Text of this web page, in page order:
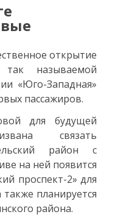
открытие
называемой
«Юго-Западная»
пассажиров.
для будущей
связать
район с
на ней появится
проспект-2» для
планируется
района.